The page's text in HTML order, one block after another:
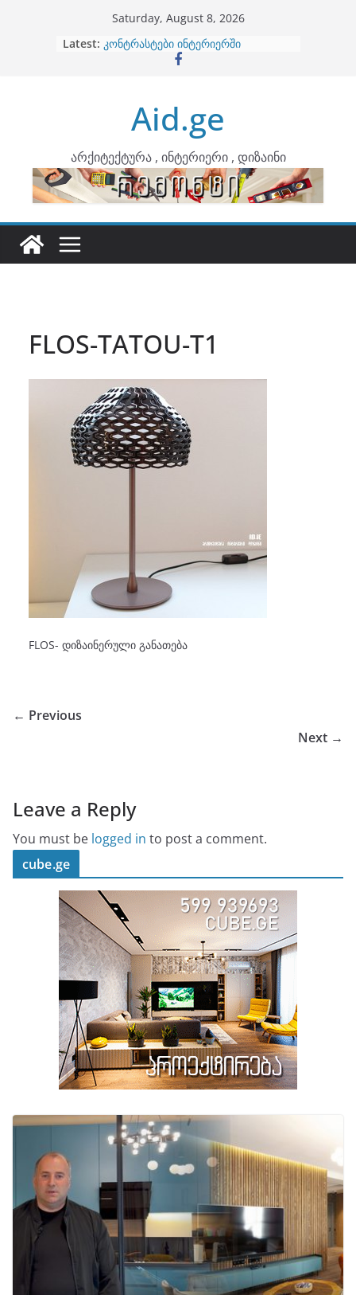
Saturday, August 8, 2026
Latest: ბინების გაერთიანება
კონტრასტები ინტერიერში
ინტერიერის დიზიანი
არტემიდი წარმოგიდგენთ
Aid.ge
არქიტექტურა , ინტერიერი , დიზაინი
FLOS-TATOU-T1
FLOS- დიზაინერული განათება
← Previous
Next →
Leave a Reply
You must be logged in to post a comment.
cube.ge